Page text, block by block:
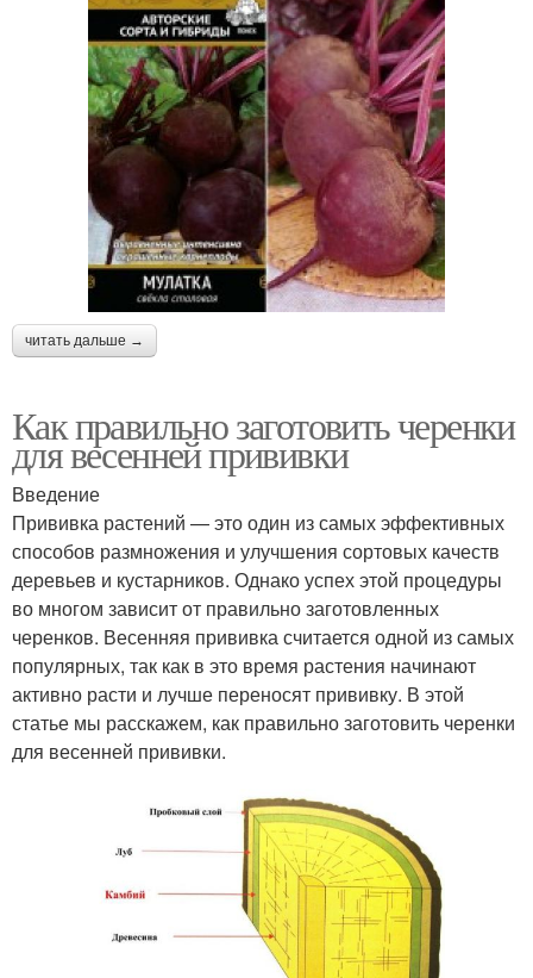
читать дальше →
Как правильно заготовить черенки
для весенней прививки
Введение
Прививка растений — это один из самых эффективных
способов размножения и улучшения сортовых качеств
деревьев и кустарников. Однако успех этой процедуры
во многом зависит от правильно заготовленных
черенков. Весенняя прививка считается одной из самых
популярных, так как в это время растения начинают
активно расти и лучше переносят прививку. В этой
статье мы расскажем, как правильно заготовить черенки
для весенней прививки.